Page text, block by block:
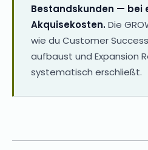
Bestandskunden — bei
Akquisekosten.Die
wie du Customer
aufbaust und Expansion
systematisch erschließt.